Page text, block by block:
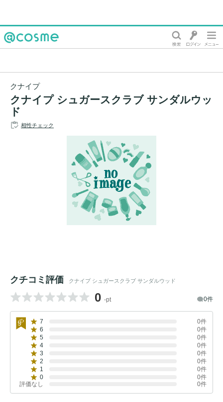
クナイプ
クナイプ シュガースクラブ サンダルウッ
ド
相性チェック
クチコミ評価 クナイプ シュガースクラブ サンダルウッド
0 -pt 0件
7
0件
6
0件
5
0件
4
0件
3
0件
2
0件
1
0件
0
0件
評価なし
0件